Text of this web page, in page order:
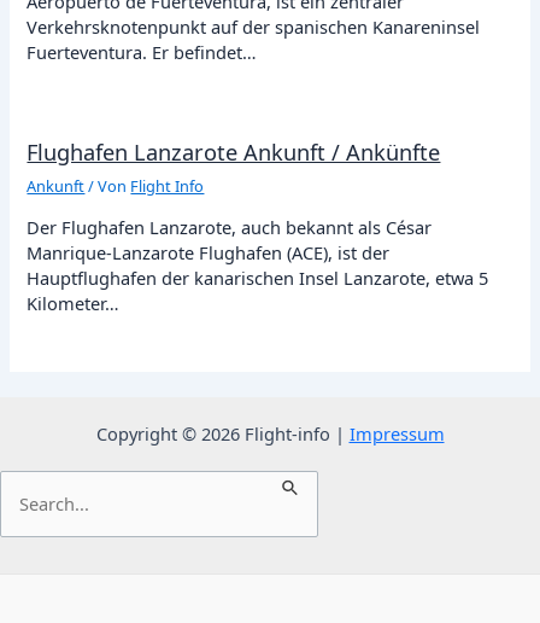
Verkehrsknotenpunkt auf der spanischen Kanareninsel
Fuerteventura. Er befindet…
Flughafen Lanzarote Ankunft / Ankünfte
Ankunft/ Von Flight Info
Der Flughafen Lanzarote, auch bekannt als César
Manrique-Lanzarote Flughafen (ACE), ist der
Hauptflughafen der kanarischen Insel Lanzarote, etwa 5
Kilometer…
Copyright © 2026 Flight-info | Impressum
nach: